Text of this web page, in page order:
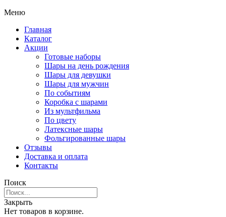
Меню
Главная
Каталог
Акции
Готовые наборы
Шары на день рождения
Шары для девушки
Шары для мужчин
По событиям
Коробка с шарами
Из мультфильма
По цвету
Латексные шары
Фольгированные шары
Отзывы
Доставка и оплата
Контакты
Поиск
Закрыть
Нет товаров в корзине.